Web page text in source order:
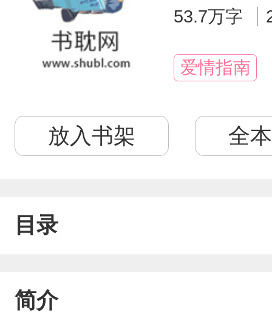
53.7万字
爱情指南
放入书架 全
目录
简介